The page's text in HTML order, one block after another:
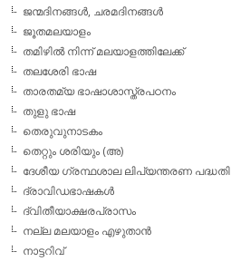
ജന്മദിനങ്ങള്‍, ചരമദിനങ്ങള്‍
ജൂതമലയാളം
തമിഴില്‍ നിന്ന് മലയാളത്തിലേക്ക്
തലശേരി ഭാഷ
താരതമ്യ ഭാഷാശാസ്ത്രപഠനം
തുളു ഭാഷ
തെരുവുനാടകം
തെറ്റും ശരിയും (അ)
ദേശീയ ഗ്രന്ഥശാല ലിപ്യന്തരണ പദ്ധതി
ദ്രാവിഡഭാഷകള്‍
ദ്വിതീയാക്ഷരപ്രാസം
നല്ല മലയാളം എഴുതാന്‍
നാട്ടറിവ്